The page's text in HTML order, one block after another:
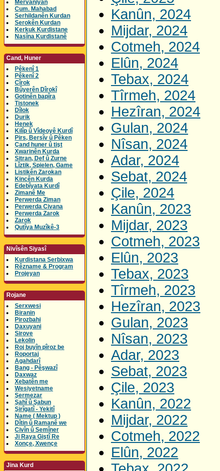
Mervaniyan
Cum. Mahabad
Serhildanên Kurdan
Serokên Kurdan
Kerkuk Kurdistane
Nasîna Kurdistanê
Cand, Huner
Pêkenî 1
Pêkenî 2
Cîrok
Bûyerên Dîrokî
Gotinên bapîra
Tistonek
Dîlok
Durik
Henek
Kilîp û Vîdeoyê Kurdî
Pirs, Bersîv û Pêken
Çand huner û tişt
Xwarinên Kurda
Sitran, Def û Zurne
Lîztik, Spielen, Game
Listikên Zarokan
Kincên Kurda
Edebîyata Kurdî
Zimanê Me
Perwerda Ziman
Perwerda Civana
Perwerda Zarok
Zarok
Qutîya Muzîkê-3
Nivîsên Siyasî
Kurdistana Serbixwa
Rêzname & Program
Projeyan
Rojane
Serxwesi
Biranin
Pirozbahi
Daxuyani
Sirove
Lekolin
Roj buyîn pîroz be
Roportaj
Agahdarî
Bang - Pêşwazî
Daxwaz
Xebatên me
Wesiyetname
Şermezar
Şahî û Şabun
Şirîgatî - Yekitî
Name ( Mektup )
Dîtin û Ramanê we
Civîn û Semîner
Ji Raya Giştî Re
Xonçe, Xwençe
Jina Kurd
Kanûn, 2024
Mijdar, 2024
Cotmeh, 2024
Elûn, 2024
Tebax, 2024
Tîrmeh, 2024
Hezîran, 2024
Gulan, 2024
Nîsan, 2024
Adar, 2024
Sebat, 2024
Çile, 2024
Kanûn, 2023
Mijdar, 2023
Cotmeh, 2023
Elûn, 2023
Tebax, 2023
Tîrmeh, 2023
Hezîran, 2023
Gulan, 2023
Nîsan, 2023
Adar, 2023
Sebat, 2023
Çile, 2023
Kanûn, 2022
Mijdar, 2022
Cotmeh, 2022
Elûn, 2022